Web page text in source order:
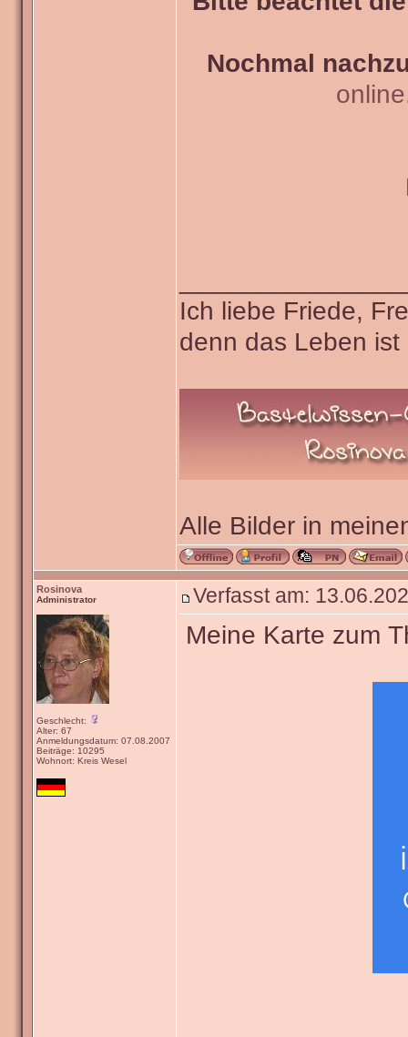
Nochmal
Ich liebe Friede,
denn das Leben
Alle Bilder in
Rosinova
Administrator
Geschlecht:
Alter: 67
Anmeldungsdatum: 07.08.2007
Beiträge: 10295
Wohnort: Kreis Wesel
Verfasst am:
Meine Karte zum